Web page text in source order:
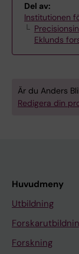
Del av:
Institutionen
Eklunds
Är du Anders
Redigera din
Huvudmeny
Utbildning
Forskning